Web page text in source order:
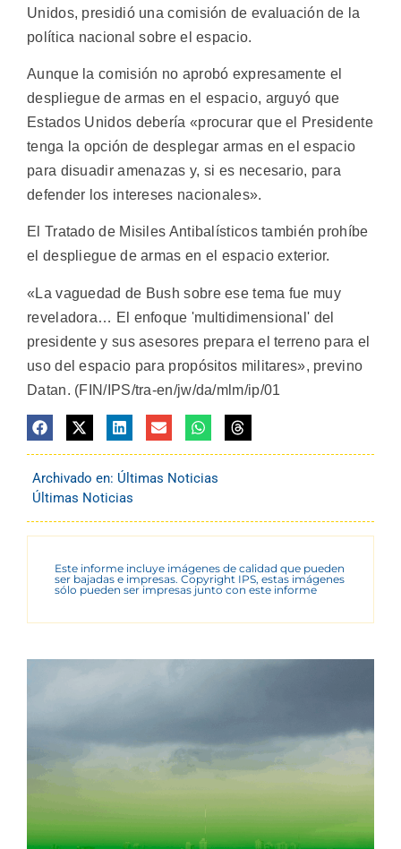
Unidos, presidió una comisión de evaluación de la
política nacional sobre el espacio.
Aunque la comisión no aprobó expresamente el
despliegue de armas en el espacio, arguyó que
Estados Unidos debería «procurar que el Presidente
tenga la opción de desplegar armas en el espacio
para disuadir amenazas y, si es necesario, para
defender los intereses nacionales».
El Tratado de Misiles Antibalísticos también prohíbe
el despliegue de armas en el espacio exterior.
«La vaguedad de Bush sobre ese tema fue muy
reveladora… El enfoque 'multidimensional' del
presidente y sus asesores prepara el terreno para el
uso del espacio para propósitos militares», previno
Datan. (FIN/IPS/tra-en/jw/da/mlm/ip/01
Archivado en: Últimas Noticias
Últimas Noticias
Este informe incluye imágenes de calidad que pueden
ser bajadas e impresas. Copyright IPS, estas imágenes
sólo pueden ser impresas junto con este informe